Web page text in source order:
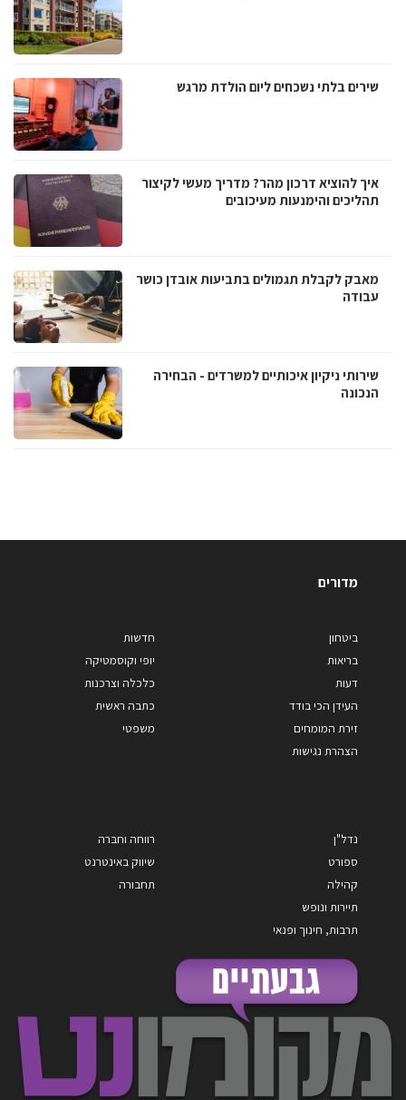
שירים בלתי נשכחים ליום הולדת מרגש
איך להוציא דרכון מהר? מדריך מעשי לקיצור
תהליכים והימנעות מעיכובים
מאבק לקבלת תגמולים בתביעות אובדן כושר
עבודה
שירותי ניקיון איכותיים למשרדים - הבחירה
הנכונה
מדורים
ביטחון
בריאות
דעות
העידן הכי בודד
זירת המומחים
הצהרת נגישות
חדשות
יופי וקוסמטיקה
כלכלה וצרכנות
כתבה ראשית
משפטי
נדל"ן
ספורט
קהילה
תיירות ונופש
תרבות, חינוך ופנאי
רווחה וחברה
שיווק באינטרנט
תחבורה